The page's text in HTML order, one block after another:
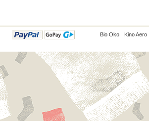
Bio Oko Kino Aero